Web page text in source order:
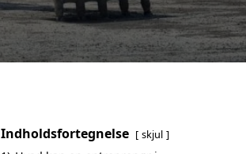
Indholdsfortegnelse skjul